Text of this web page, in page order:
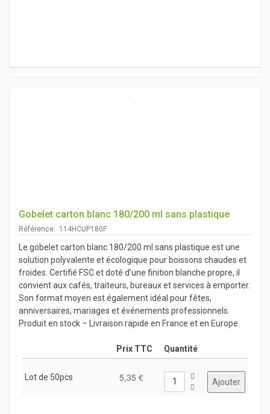
Gobelet carton blanc 180/200 ml sans plastique
Référence: 114HCUP180F
Le gobelet carton blanc 180/200 ml sans plastique est une
solution polyvalente et écologique pour boissons chaudes et
froides. Certifié FSC et doté d’une finition blanche propre, il
convient aux cafés, traiteurs, bureaux et services à emporter.
Son format moyen est également idéal pour fêtes,
anniversaires, mariages et événements professionnels.
Produit en stock – Livraison rapide en France et en Europe.
Prix TTC Quantité
Lot de 50pcs 5,35 €